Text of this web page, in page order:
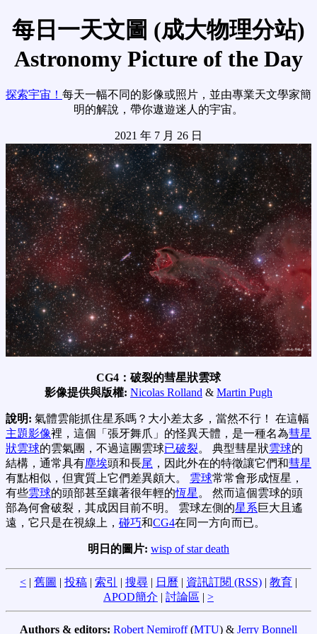
每日一天文圖 (成大物理分站)
Astronomy Picture of the Day
探索宇宙！ 每天一幅不同的影像或照片，並由專業天文學家簡
明的解說，帶你遨遊迷人的宇宙。
2021 年 7 月 26 日
CG4：破裂的彗星狀雲球
影像提供與版權: Nicolas Rolland & Martin Pugh
說明: 氣體雲能抓住星系嗎？大小差太多，當然不行！ 在這幅
主題影像裡，這個「張牙舞爪」的怪異天體，是一種名為彗星
狀雲球的雲氣團，不過這團雲球已破裂。 典型彗星狀雲球的
結構，通常具有塵埃頭和長尾 ，因此外在的特徵讓它們和彗星
有點相似，但實質上它們差異頗大。 雲球常常會形成恆星，
有些雲球的頭部甚至鑲著很年輕的恆星 。 然而這個雲球的頭
部為何會破裂，其成因目前不明。 雲球左側的星系巨大且遙
遠，它只是在視線上， 碰巧和CG4在同一方向而已。
明日的圖片: wisp of star death
< | 舊圖 | 投稿 | 索引 | 搜尋 | 日曆 | 資訊訂閱 (RSS) | 教育 |
APOD簡介 | 討論區 | >
Authors & editors: Robert Nemiroff(MTU) & Jerry Bonnell